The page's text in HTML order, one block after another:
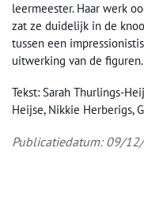
leermeester. Haar werk
zat ze duidelijk in de
tussen een
uitwerking van de figuren.
Tekst: Sarah Thurlings-
Heijse, Nikkie Herberigs,
Publicatiedatum: 09/